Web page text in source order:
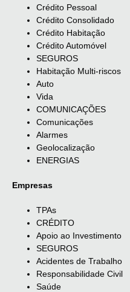
Crédito Pessoal
Crédito Consolidado
Crédito Habitação
Crédito Automóvel
SEGUROS
Habitação Multi-riscos
Auto
Vida
COMUNICAÇÕES
Comunicações
Alarmes
Geolocalização
ENERGIAS
Empresas
TPAs
CRÉDITO
Apoio ao Investimento
SEGUROS
Acidentes de Trabalho
Responsabilidade Civil
Saúde